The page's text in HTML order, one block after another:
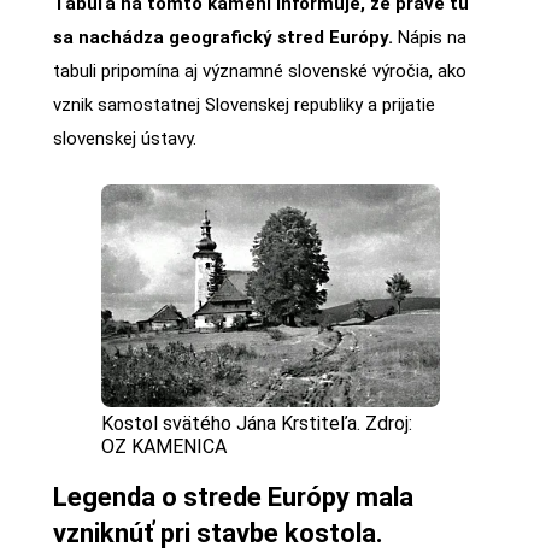
sa nachádza geografický stred Európy. Nápis na
tabuli pripomína aj významné slovenské výročia, ako
vznik samostatnej Slovenskej republiky a prijatie
slovenskej ústavy.
Kostol svätého Jána Krstiteľa. Zdroj:
OZ KAMENICA
Legenda o strede Európy mala
vzniknúť pri stavbe kostola.